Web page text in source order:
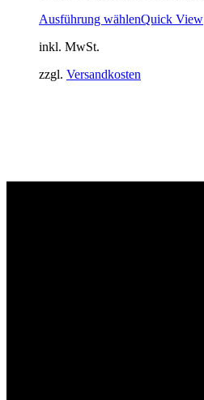
Ausführung wählenQuick View
inkl. MwSt.
zzgl. Versandkosten